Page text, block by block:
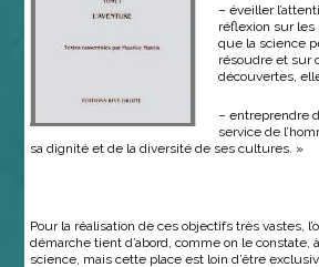
– éveiller
réflexion sur les
que la science
résoudre et sur
découvertes,
– entreprendre
service de
sa dignité et de la diversité de ses cultures. »
Pour la réalisation de ces objectifs très vastes,
démarche tient d’abord, comme on le constate,
science, mais cette place est loin d’être